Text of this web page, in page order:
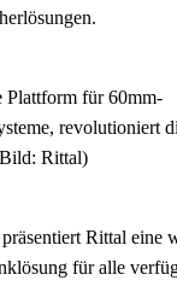
für 60mm-
revolutioniert
Rittal)
Rittal eine
für alle